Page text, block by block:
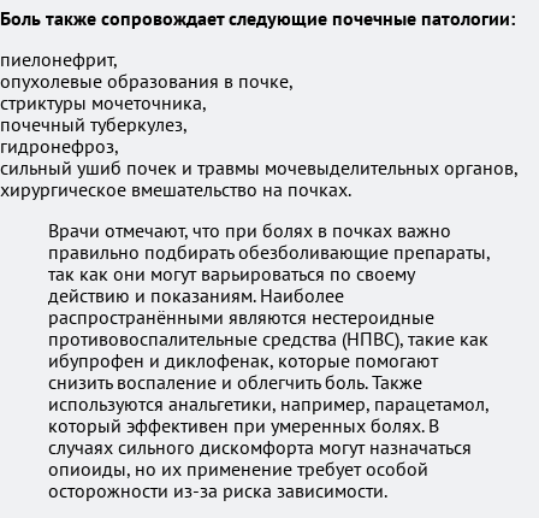
Боль также сопровождает следующие почечные патологии:
пиелонефрит,
опухолевые образования в почке,
стриктуры мочеточника,
почечный туберкулез,
гидронефроз,
сильный ушиб почек и травмы мочевыделительных органов,
хирургическое вмешательство на почках.
Врачи отмечают, что при болях в почках важно
правильно подбирать обезболивающие препараты,
так как они могут варьироваться по своему
действию и показаниям. Наиболее
распространёнными являются нестероидные
противовоспалительные средства (НПВС), такие как
ибупрофен и диклофенак, которые помогают
снизить воспаление и облегчить боль. Также
используются анальгетики, например, парацетамол,
который эффективен при умеренных болях. В
случаях сильного дискомфорта могут назначаться
опиоиды, но их применение требует особой
осторожности из-за риска зависимости.